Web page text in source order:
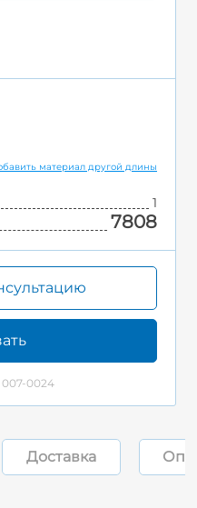
материал другой длины
1
7808
007-0024
Доставка